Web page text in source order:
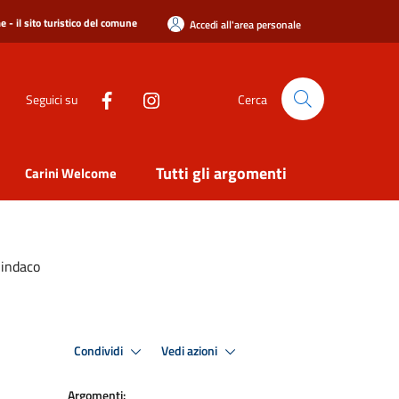
- il sito turistico del comune Accedi all'area personale
Seguici su Cerca
Carini Welcome Tutti gli argomenti
Condividi Vedi azioni
Argomenti: